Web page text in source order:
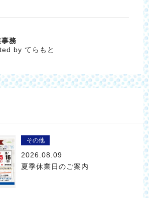
務
by てらもと
その他
2026.08.09
夏季休業日のご案内